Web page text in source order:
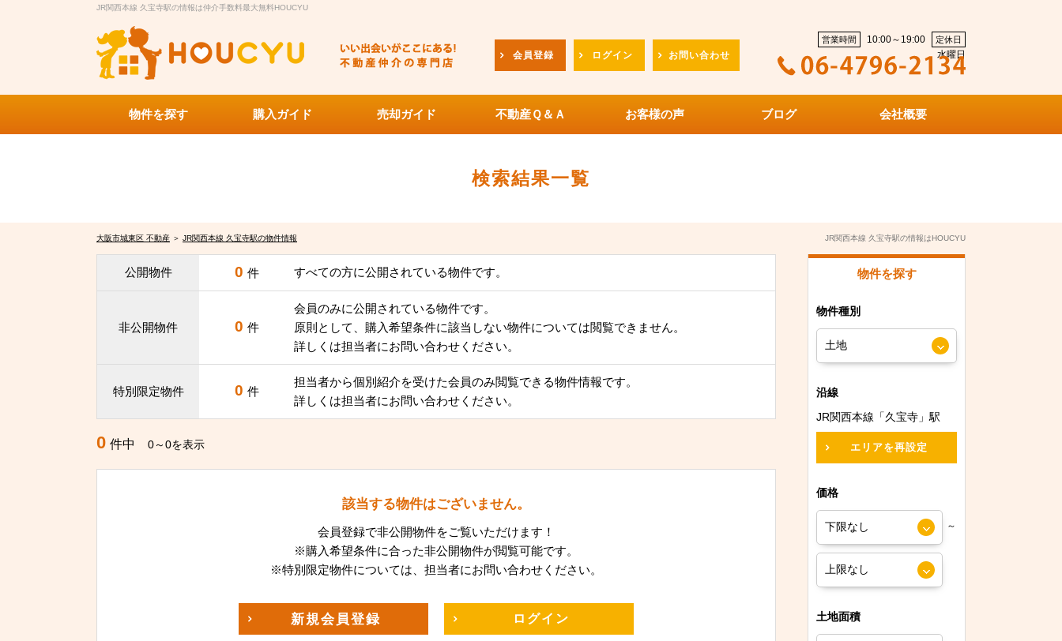
JR関西本線 久宝寺駅の情報は仲介手数料最大無料HOUCYU
会員登録 ログイン お問い合わせ
営業時間 10:00～19:00 定休日
水曜日
物件を探す 購入ガイド 売却ガイド 不動産Ｑ＆Ａ お客様の声 ブログ 会社概要
検索結果一覧
大阪市城東区 不動産 ＞ JR関西本線 久宝寺駅の物件情報 JR関西本線 久宝寺駅の情報はHOUCYU
公開物件 0 件 すべての方に公開されている物件です。
非公開物件 0 件
会員のみに公開されている物件です。
原則として、購入希望条件に該当しない物件については閲覧できません。
詳しくは担当者にお問い合わせください。
特別限定物件 0 件
担当者から個別紹介を受けた会員のみ閲覧できる物件情報です。
詳しくは担当者にお問い合わせください。
0 件中 0～0を表示
該当する物件はございません。
会員登録で非公開物件をご覧いただけます！
※購入希望条件に合った非公開物件が閲覧可能です。
※特別限定物件については、担当者にお問い合わせください。
新規会員登録 ログイン
物件を探す
物件種別
沿線
JR関西本線「久宝寺」駅
エリアを再設定
価格
～
土地面積